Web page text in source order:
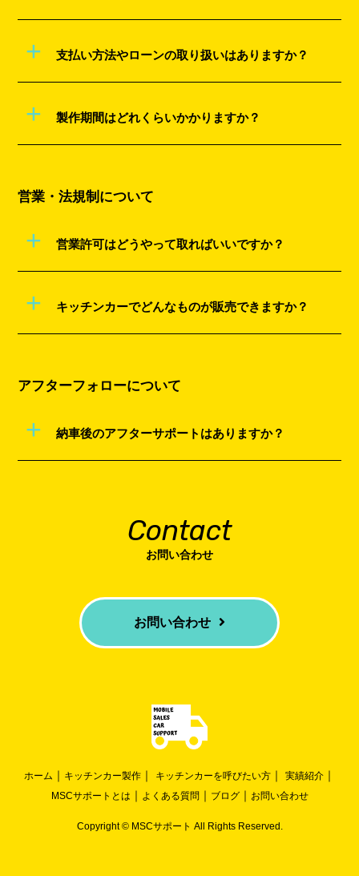
+ 支払い方法やローンの取り扱いはありますか？
+ 製作期間はどれくらいかかりますか？
営業・法規制について
+ 営業許可はどうやって取ればいいですか？
+ キッチンカーでどんなものが販売できますか？
アフターフォローについて
+ 納車後のアフターサポートはありますか？
Contact
お問い合わせ
お問い合わせ
ホーム ｜ キッチンカー製作 ｜ キッチンカーを呼びたい方 ｜ 実績紹介 ｜
MSCサポートとは ｜ よくある質問｜ ブログ｜ お問い合わせ
Copyright © MSCサポート All Rights Reserved.